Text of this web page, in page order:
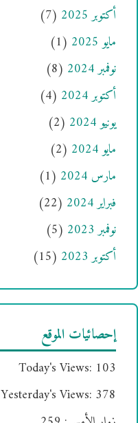
أكتوبر 2025
(7)
مايو 2025
(1)
نوفمبر 2024
(8)
أكتوبر 2024
(4)
يونيو 2024
(2)
مايو 2024
(2)
مارس 2024
(1)
فبراير 2024
(22)
نوفمبر 2023
(5)
أكتوبر 2023
(15)
إحصائيات الموقع
Today's Views: 103
Yesterday's Views: 378